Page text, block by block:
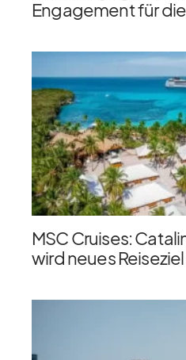
Engagement für
MSC Cruises:
wird neues